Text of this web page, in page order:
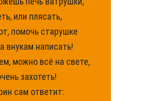
или плясать,
помочь старушке
внукам написать!
можно всё на свете,
захотеть!
сам ответит: